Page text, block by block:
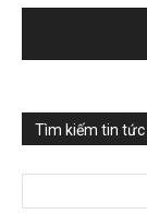
Tìm kiếm tin tức